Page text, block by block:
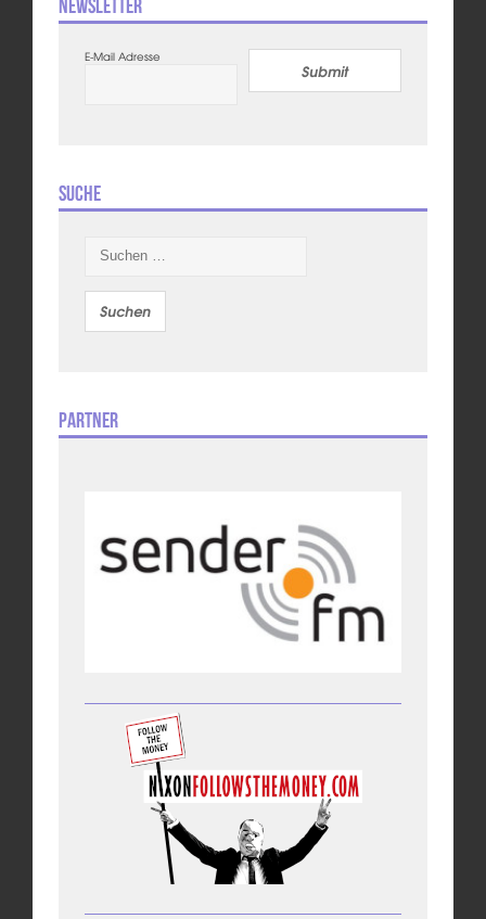
Newsletter
E-Mail Adresse
Submit
Suche
nach:
Partner